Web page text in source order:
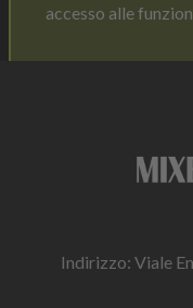
accesso alle
Indirizzo: Viale